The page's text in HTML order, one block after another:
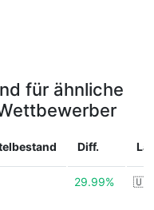
für ähnliche
Diff.
29.99%